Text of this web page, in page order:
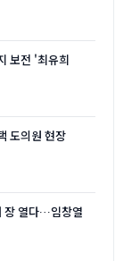
보전 '최유희
도의원 현장
장 열다…임창열